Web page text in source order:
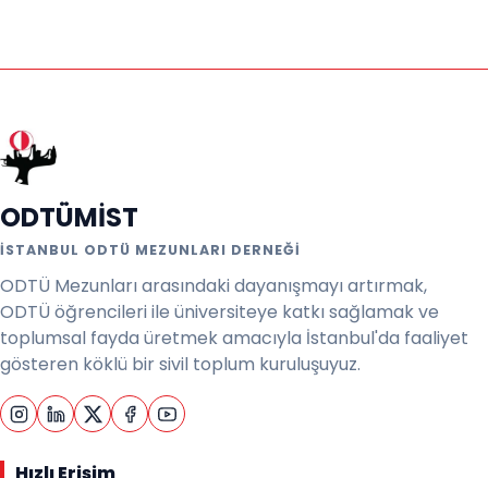
ODTÜMİST
İSTANBUL ODTÜ MEZUNLARI DERNEĞI
ODTÜ Mezunları arasındaki dayanışmayı artırmak,
ODTÜ öğrencileri ile üniversiteye katkı sağlamak ve
toplumsal fayda üretmek amacıyla İstanbul'da faaliyet
gösteren köklü bir sivil toplum kuruluşuyuz.